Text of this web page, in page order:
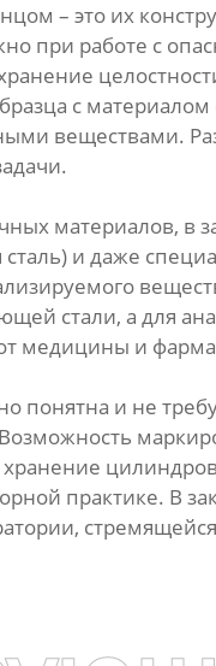
– это их
при работе с
с материалом
веществами.
материалов,
и даже
стали, а для
медицины и
понятна и не
практике. В